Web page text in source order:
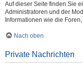
Auf dieser Seite finden Sie
Administratoren und der
Informationen wie die
Nach oben
Private Nachrichten